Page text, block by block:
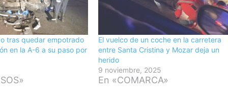
tras quedar empotrado
en la A-6 a su paso por
El vuelco de un coche en la carretera
entre Santa Cristina y Mozar deja un
herido
9 noviembre, 2025
En «COMARCA»